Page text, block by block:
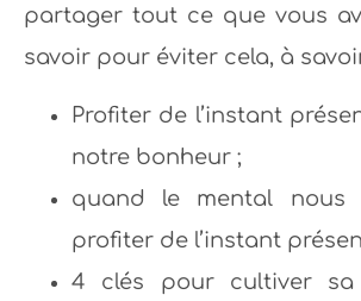
partager tout ce que vous
savoir pour éviter cela, à
Profiter de l’instant
notre bonheur ;
quand le mental nous
profiter de l’instant
4 clés pour cultiver sa